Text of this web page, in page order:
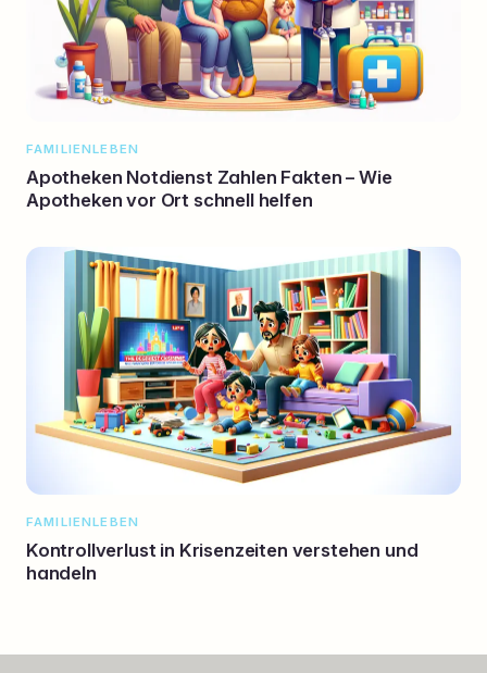
FAMILIENLEBEN
Apotheken Notdienst Zahlen Fakten – Wie
Apotheken vor Ort schnell helfen
FAMILIENLEBEN
Kontrollverlust in Krisenzeiten verstehen und
handeln